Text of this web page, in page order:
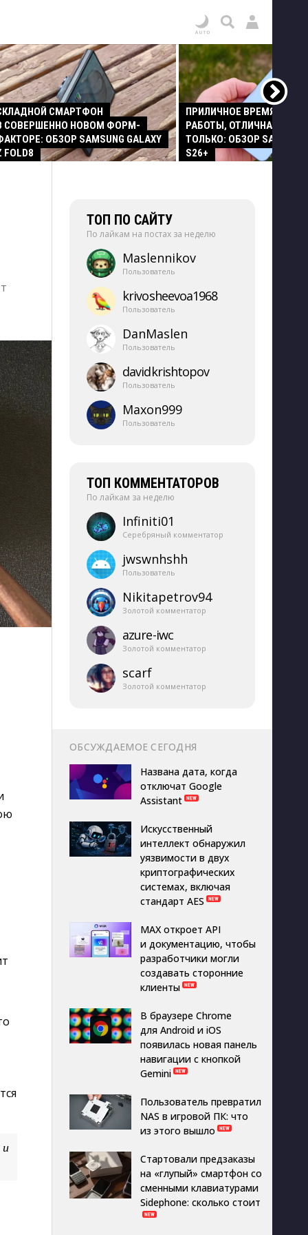
СМАРТФОН
СОВЕРШЕННО НОВОМ ФОРМ-
ОБЗОР SAMSUNG GALAXY
FOLD8
ПРИЛИЧНОЕ ВРЕМЯ
РАБОТЫ, ОТЛИЧНАЯ
ТОЛЬКО: ОБЗОР SAMSUNG
S26+
ТОП ПО САЙТУ
По лайкам на постах за неделю
Maslennikov
Пользователь
krivosheevoa1968
Пользователь
DanMaslen
Пользователь
davidkrishtopov
Пользователь
Maxon999
Пользователь
ТОП КОММЕНТАТОРОВ
По лайкам за неделю
Infiniti01
Серебряный комментатор
jwswnhshh
Пользователь
Nikitapetrov94
Золотой комментатор
azure-​iwc
Золотой комментатор
scarf
Золотой комментатор
ОБСУЖДАЕМОЕ СЕГОДНЯ
Названа дата, когда
отключат Google
Assistant
Искусственный
интеллект обнаружил
уязвимости в двух
криптографических
системах, включая
стандарт AES
MAX откроет API
и документацию, чтобы
разработчики могли
создавать сторонние
клиенты
В браузере Chrome
для Android и iOS
появилась новая панель
навигации с кнопкой
Gemini
Пользователь превратил
NAS в игровой ПК: что
из этого вышло
Стартовали предзаказы
на «глупый» смартфон со
сменными клавиатурами
Sidephone: сколько стоит